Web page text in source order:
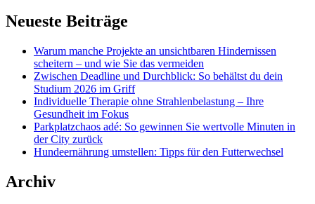
Neueste Beiträge
Warum manche Projekte an unsichtbaren Hindernissen
scheitern – und wie Sie das vermeiden
Zwischen Deadline und Durchblick: So behältst du dein
Studium 2026 im Griff
Individuelle Therapie ohne Strahlenbelastung – Ihre
Gesundheit im Fokus
Parkplatzchaos adé: So gewinnen Sie wertvolle Minuten in
der City zurück
Hundeernährung umstellen: Tipps für den Futterwechsel
Archiv